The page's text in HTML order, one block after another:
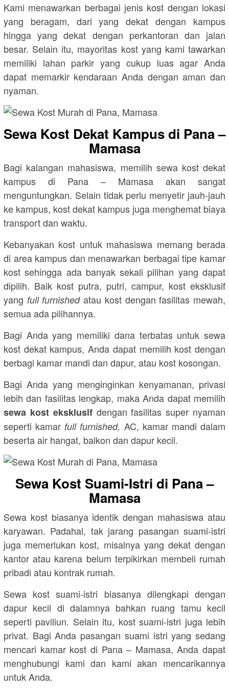
Kami menawarkan berbagai jenis kost dengan lokasi
yang beragam, dari yang dekat dengan kampus
hingga yang dekat dengan perkantoran dan jalan
besar. Selain itu, mayoritas kost yang kami tawarkan
memiliki lahan parkir yang cukup luas agar Anda
dapat memarkir kendaraan Anda dengan aman dan
nyaman.
Sewa Kost Dekat Kampus di Pana –
Mamasa
Bagi kalangan mahasiswa, memilih sewa kost dekat
kampus di Pana – Mamasa akan sangat
menguntungkan. Selain tidak perlu menyetir jauh-jauh
ke kampus, kost dekat kampus juga menghemat biaya
transport dan waktu.
Kebanyakan kost untuk mahasiswa memang berada
di area kampus dan menawarkan berbagai tipe kamar
kost sehingga ada banyak sekali pilihan yang dapat
dipilih. Baik kost putra, putri, campur, kost eksklusif
yang full furnishedatau kost dengan fasilitas mewah,
semua ada pilihannya.
Bagi Anda yang memiliki dana terbatas untuk sewa
kost dekat kampus, Anda dapat memilih kost dengan
berbagi kamar mandi dan dapur, atau kost kosongan.
Bagi Anda yang menginginkan kenyamanan, privasi
lebih dan fasilitas lengkap, maka Anda dapat memilih
sewa kost eksklusifdengan fasilitas super nyaman
seperti kamarfull furnished, AC, kamar mandi dalam
beserta air hangat, balkon dan dapur kecil.
Sewa Kost Suami-Istri di Pana –
Mamasa
Sewa kost biasanya identik dengan mahasiswa atau
karyawan. Padahal, tak jarang pasangan suami-istri
juga memerlukan kost, misalnya yang dekat dengan
kantor atau karena belum terpikirkan membeli rumah
pribadi atau kontrak rumah.
Sewa kost suami-istri biasanya dilengkapi dengan
dapur kecil di dalamnya bahkan ruang tamu kecil
seperti paviliun. Selain itu, kost suami-istri juga lebih
privat. Bagi Anda pasangan suami istri yang sedang
mencari kamar kost di Pana – Mamasa, Anda dapat
menghubungi kami dan kami akan mencarikannya
untuk Anda.